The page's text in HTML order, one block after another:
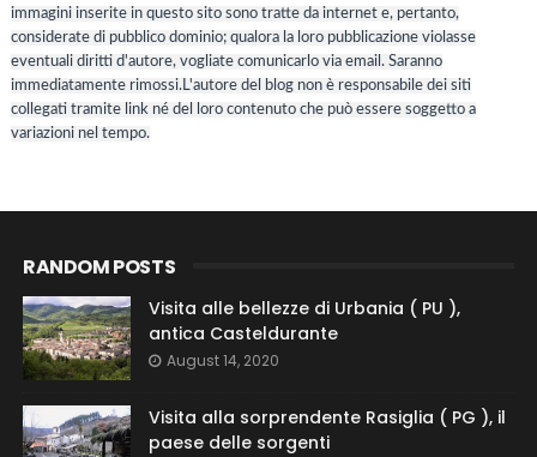
immagini inserite in questo sito sono tratte da internet e, pertanto,
considerate di pubblico dominio; qualora la loro pubblicazione violasse
eventuali diritti d'autore, vogliate comunicarlo via email. Saranno
immediatamente rimossi.L'autore del blog non è responsabile dei siti
collegati tramite link né del loro contenuto che può essere soggetto a
variazioni nel tempo.
RANDOM POSTS
Visita alle bellezze di Urbania ( PU ),
antica Casteldurante
August 14, 2020
Visita alla sorprendente Rasiglia ( PG ), il
paese delle sorgenti